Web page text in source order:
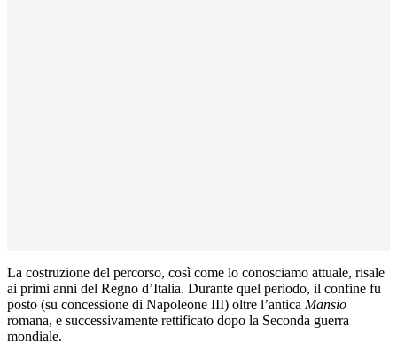
La costruzione del percorso, così come lo conosciamo attuale, risale
ai primi anni del Regno d’Italia. Durante quel periodo, il confine fu
posto (su concessione di Napoleone III) oltre l’antica Mansio
romana, e successivamente rettificato dopo la Seconda guerra
mondiale.